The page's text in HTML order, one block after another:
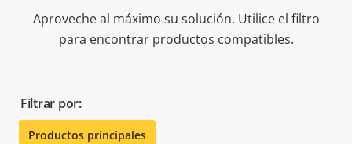
Aproveche al máximo su solución. Utilice el filtro
para encontrar productos compatibles.
Filtrar por:
Productos principales